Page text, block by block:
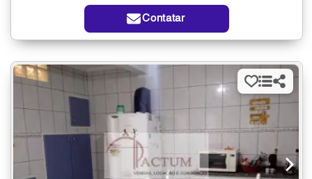
Contatar